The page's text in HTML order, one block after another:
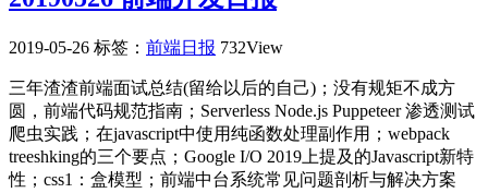
2019-05-26 标签： 前端日报 732View
三年渣渣前端面试总结(留给以后的自己)；没有规矩不成方
圆，前端代码规范指南；Serverless Node.js Puppeteer 渗透测试
爬虫实践；在javascript中使用纯函数处理副作用；webpack
treeshking的三个要点；Google I/O 2019上提及的Javascript新特
性；css1：盒模型；前端中台系统常见问题剖析与解决方案